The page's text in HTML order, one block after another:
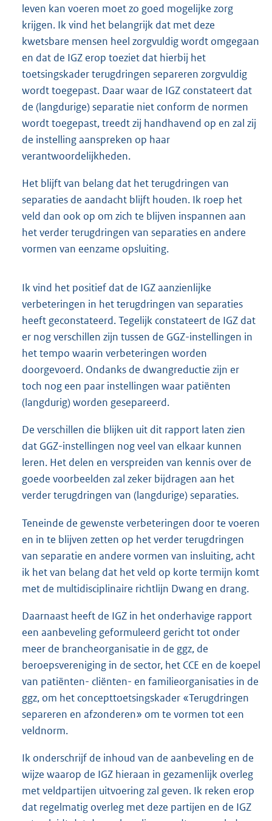
leven kan voeren moet zo goed mogelijke zorg
krijgen. Ik vind het belangrijk dat met deze
kwetsbare mensen heel zorgvuldig wordt omgegaan
en dat de IGZ erop toeziet dat hierbij het
toetsingskader terugdringen separeren zorgvuldig
wordt toegepast. Daar waar de IGZ constateert dat
de (langdurige) separatie niet conform de normen
wordt toegepast, treedt zij handhavend op en zal zij
de instelling aanspreken op haar
verantwoordelijkheden.
Het blijft van belang dat het terugdringen van
separaties de aandacht blijft houden. Ik roep het
veld dan ook op om zich te blijven inspannen aan
het verder terugdringen van separaties en andere
vormen van eenzame opsluiting.
Ik vind het positief dat de IGZ aanzienlijke
verbeteringen in het terugdringen van separaties
heeft geconstateerd. Tegelijk constateert de IGZ dat
er nog verschillen zijn tussen de GGZ-instellingen in
het tempo waarin verbeteringen worden
doorgevoerd. Ondanks de dwangreductie zijn er
toch nog een paar instellingen waar patiënten
(langdurig) worden gesepareerd.
De verschillen die blijken uit dit rapport laten zien
dat GGZ-instellingen nog veel van elkaar kunnen
leren. Het delen en verspreiden van kennis over de
goede voorbeelden zal zeker bijdragen aan het
verder terugdringen van (langdurige) separaties.
Teneinde de gewenste verbeteringen door te voeren
en in te blijven zetten op het verder terugdringen
van separatie en andere vormen van insluiting, acht
ik het van belang dat het veld op korte termijn komt
met de multidisciplinaire richtlijn Dwang en drang.
Daarnaast heeft de IGZ in het onderhavige rapport
een aanbeveling geformuleerd gericht tot onder
meer de brancheorganisatie in de ggz, de
beroepsvereniging in de sector, het CCE en de koepel
van patiënten- cliënten- en familieorganisaties in de
ggz, om het concepttoetsingskader «Terugdringen
separeren en afzonderen» om te vormen tot een
veldnorm.
Ik onderschrijf de inhoud van de aanbeveling en de
wijze waarop de IGZ hieraan in gezamenlijk overleg
met veldpartijen uitvoering zal geven. Ik reken erop
dat regelmatig overleg met deze partijen en de IGZ